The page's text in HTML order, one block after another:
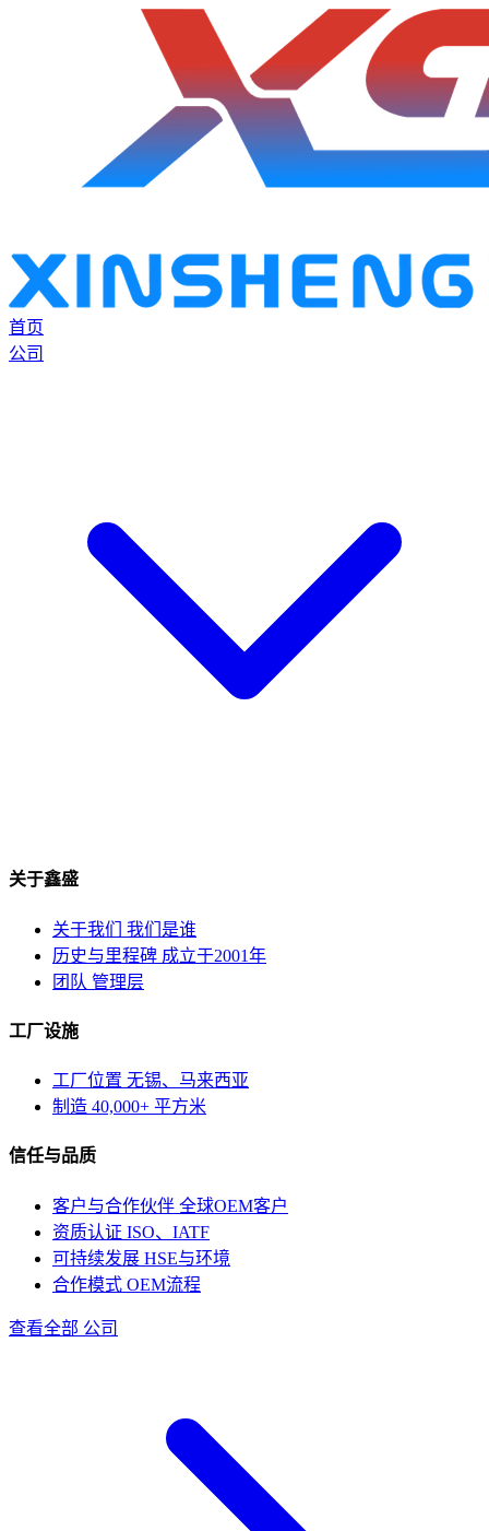
首页
公司
关于鑫盛
关于我们 我们是谁
历史与里程碑 成立于2001年
团队 管理层
工厂设施
工厂位置 无锡、马来西亚
制造 40,000+ 平方米
信任与品质
客户与合作伙伴 全球OEM客户
资质认证 ISO、IATF
可持续发展 HSE与环境
合作模式 OEM流程
查看全部 公司